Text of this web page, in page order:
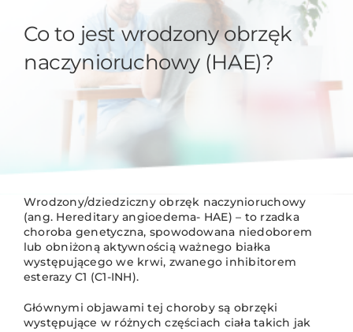
Co to jest wrodzony obrzęk
naczynioruchowy (HAE)?
Wrodzony/dziedziczny obrzęk naczynioruchowy
(ang. Hereditary angioedema- HAE) – to rzadka
choroba genetyczna, spowodowana niedoborem
lub obniżoną aktywnością ważnego białka
występującego we krwi, zwanego inhibitorem
esterazy C1 (C1-INH).
Głównymi objawami tej choroby są obrzęki
występujące w różnych częściach ciała takich jak